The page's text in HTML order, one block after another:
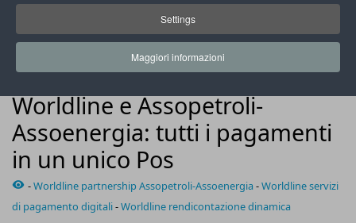
Settings
Maggiori informazioni
L’accordo riguarda circa 12mila stazioni di rifornimento
carburante in Italia
Worldline e Assopetroli-
Assoenergia: tutti i pagamenti
in un unico Pos
-Worldline partnership Assopetroli-Assoenergia-Worldline servizi
di pagamento digitali-Worldline rendicontazione dinamica